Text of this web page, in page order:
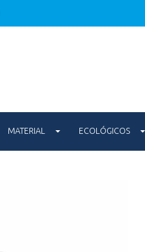
MATERIAL ECOLÓGICOS